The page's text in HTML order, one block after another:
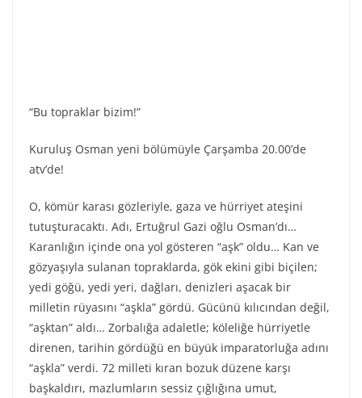
“Bu topraklar bizim!”
Kuruluş Osman yeni bölümüyle Çarşamba 20.00’de
atv’de!
O, kömür karası gözleriyle, gaza ve hürriyet ateşini
tutuşturacaktı. Adı, Ertuğrul Gazi oğlu Osman’dı…
Karanlığın içinde ona yol gösteren “aşk” oldu… Kan ve
gözyaşıyla sulanan topraklarda, gök ekini gibi biçilen;
yedi göğü, yedi yeri, dağları, denizleri aşacak bir
milletin rüyasını “aşkla” gördü. Gücünü kılıcından değil,
“aşktan” aldı… Zorbalığa adaletle; köleliğe hürriyetle
direnen, tarihin gördüğü en büyük imparatorluğa adını
“aşkla” verdi. 72 milleti kıran bozuk düzene karşı
başkaldırı, mazlumların sessiz çığlığına umut,